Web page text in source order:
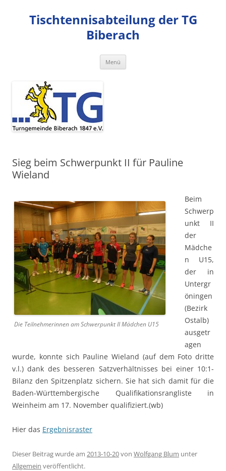
springenTischtennisabteilung der TG
Biberach
Menü
Sieg beim Schwerpunkt II für Pauline
Wieland
Die Teilnehmerinnen am Schwerpunkt II Mädchen U15
Beim
Schwerp
unkt II
der
Mädche
n U15,
der in
Untergr
öningen
(Bezirk
Ostalb)
ausgetr
agen
wurde, konnte sich Pauline Wieland (auf dem Foto dritte
v.l.) dank des besseren Satzverhältnisses bei einer 10:1-
Bilanz den Spitzenplatz sichern. Sie hat sich damit für die
Baden-Württembergische Qualifikationsrangliste in
Weinheim am 17. November qualifiziert.(wb)
Hier das Ergebnisraster
Dieser Beitrag wurde am 2013-10-20von Wolfgang Blum unter
Allgemein veröffentlicht.